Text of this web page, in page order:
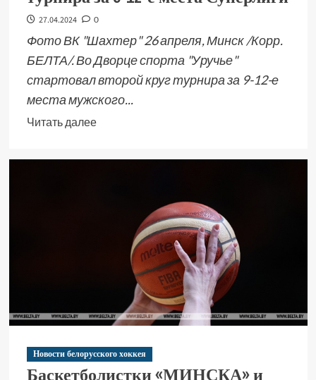
27.04.2024 0
Фото ВК "Шахтер" 26 апреля, Минск /Корр.
БЕЛТА/. Во Дворце спорта "Уручье"
стартовал второй круг турнира за 9-12-е
места мужского...
Читать далее
Новости белорусского хоккея
Баскетболистки «МИНСКА» и